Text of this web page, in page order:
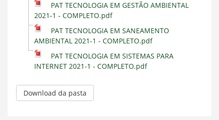
PAT TECNOLOGIA EM GESTÃO AMBIENTAL
2021-1 - COMPLETO.pdf
PAT TECNOLOGIA EM SANEAMENTO
AMBIENTAL 2021-1 - COMPLETO.pdf
PAT TECNOLOGIA EM SISTEMAS PARA
INTERNET 2021-1 - COMPLETO.pdf
Download da pasta